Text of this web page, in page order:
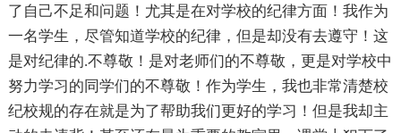
了自己不足和问题！尤其是在对学校的纪律方面！我作为
一名学生，尽管知道学校的纪律，但是却没有去遵守！这
是对纪律的.不尊敬！是对老师们的不尊敬，更是对学校中
努力学习的同学们的不尊敬！作为学生，我也非常清楚校
纪校规的存在就是为了帮助我们更好的学习！但是我却主